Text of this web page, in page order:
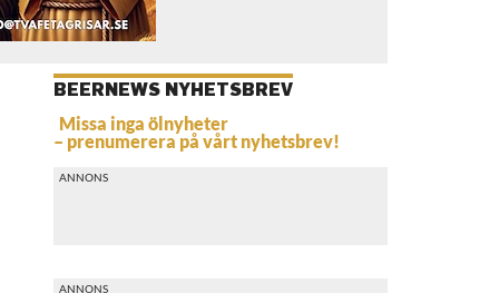
BEERNEWS NYHETSBREV
Missa inga ölnyheter
– prenumerera på vårt nyhetsbrev!